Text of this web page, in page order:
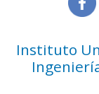
Instituto